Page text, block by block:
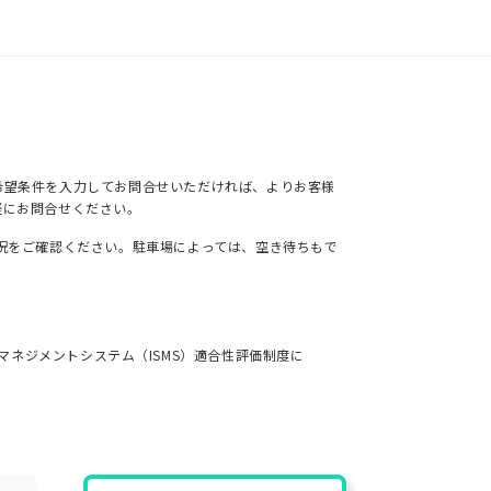
条件を入力してお問合せいただければ、よりお客様
お問合せください。
ご確認ください。駐車場によっては、空き待ちもで
ジメントシステム（ISMS）適合性評価制度に